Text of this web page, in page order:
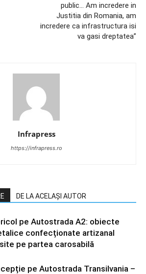
public… Am incredere in
Justitia din Romania, am
incredere ca infrastructura isi
va gasi dreptatea”
Infrapress
https://infrapress.ro
DE LA ACELAȘI AUTOR
pe Autostrada A2: obiecte
confecționate artizanal
pe partea carosabilă
pe Autostrada Transilvania –